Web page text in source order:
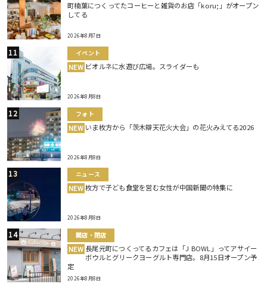
町楠葉につくってたコーヒーと雑貨のお店「koru;」がオープン
してる
2026年8月7日
イベント
NEW ビオルネに水遊び広場。スライダーも
2026年8月8日
フォト
NEW いま枚方から「茨木辯天花火大会」の花火みえてる2026
2026年8月8日
ニュース
NEW 枚方で子ども食堂を営む女性が中国新聞の特集に
2026年8月8日
開店・閉店
NEW 長尾元町につくってるカフェは「J BOWL」ってアサイー
ボウルとグリークヨーグルト専門店。8月15日オープン予
定
2026年8月8日